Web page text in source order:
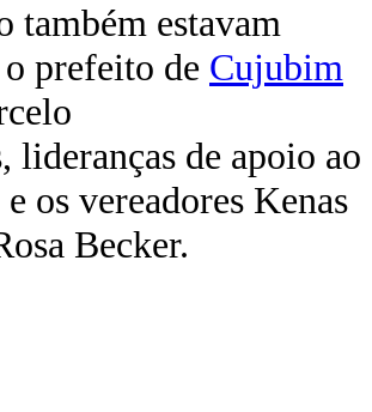
também estavam
o prefeito de Cujubim
lideranças de apoio ao
os vereadores Kenas
Becker.